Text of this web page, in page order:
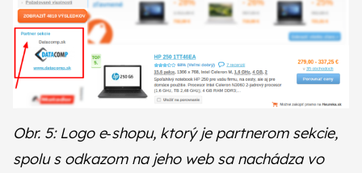
Obr. 5: Logo e‑shopu, ktorý je partnerom sekcie,
spolu s odkazom na jeho web sa nachádza vo